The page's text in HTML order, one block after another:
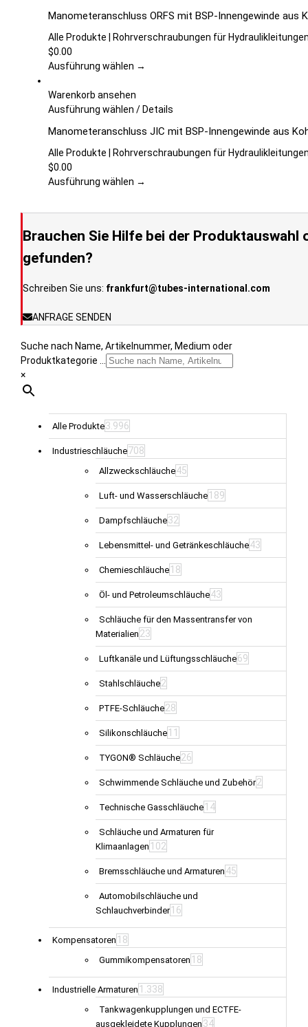
der
Produktseite
werden
weist
mehrere
auf.
Optionen
können
der
Produktseite
werden
Manometeranschluss ORFS mit BSP-Innengewinde
Alle Produkte | Rohrverschraubungen für
$0.00
Ausführung wählen →
Warenkorb ansehen
Ausführung wählen Dieses
weist
mehrere
auf.
auf
gewählt
werden
/Details
Manometeranschluss JIC mit BSP-Innengewinde aus
Alle Produkte | Rohrverschraubungen für
$0.00
Ausführung wählen →
Brauchen Sie Hilfe bei der
gefunden?
Schreiben Sie uns: frankfurt@tubes-international.com
ANFRAGE SENDEN
Suche nach Name, Artikelnummer, Medium oder
Produktkategorie ...
×
Alle Produkte3.996
Industrieschläuche708
Allzweckschläuche45
Luft- und Wasserschläuche 189
Dampfschläuche32
Lebensmittel- und Getränkeschläuche43
Chemieschläuche 18
Öl- und Petroleumschläuche43
Schläuche für den Massentransfer von
Materialien 23
Luftkanäle und Lüftungsschläuche69
Stahlschläuche2
PTFE-Schläuche28
Silikonschläuche 11
TYGON® Schläuche26
Schwimmende Schläuche und Zubehör2
Technische Gasschläuche 14
Schläuche und Armaturen für
Klimaanlagen 102
Bremsschläuche und Armaturen 45
Automobilschläuche und
Schlauchverbinder 16
Kompensatoren 18
Gummikompensatoren 18
Industrielle Armaturen 1.338
Tankwagenkupplungen und ECTFE-
ausgekleidete Kupplungen 34